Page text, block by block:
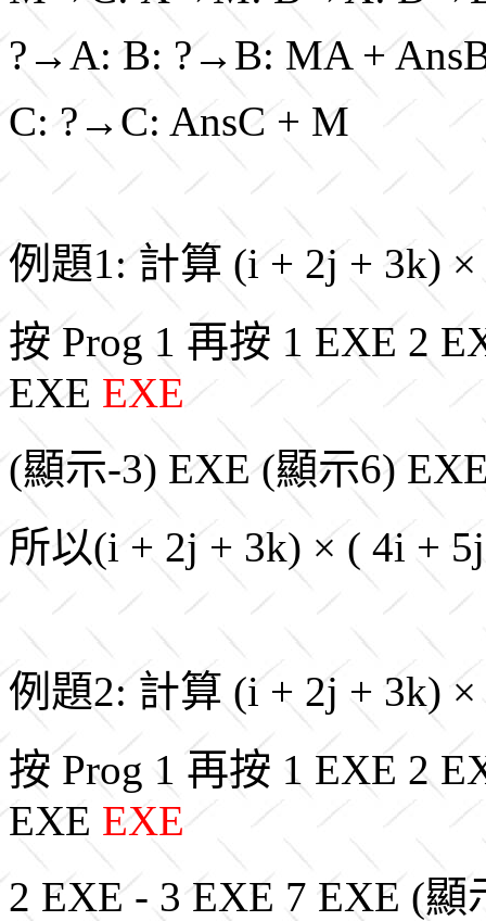
?→A: B: ?→B: MA +
C: ?→C: AnsC + M
例題1: 計算 (i + 2j + 3k)
按 Prog 1 再按 1 EXE 2
EXE EXE
(顯示-3) EXE (顯示6)
所以(i + 2j + 3k) × ( 4i +
例題2: 計算 (i + 2j + 3k)
按 Prog 1 再按 1 EXE 2
EXE EXE
2 EXE - 3 EXE 7 EXE (顯